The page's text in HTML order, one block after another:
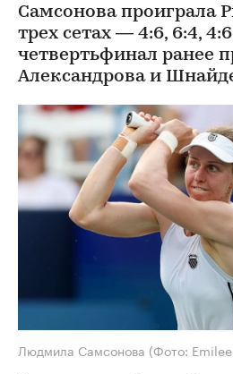
Самсонова проиграла
трех сетах — 4:6, 6:4,
четвертьфинал ранее
Александрова и
Людмила Самсонова (Фото: